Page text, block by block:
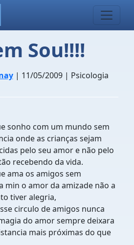
Sou!!!!
| 11/05/2009 | Psicologia
sonho com um mundo sem
onde as crianças sejam
pelo seu amor e não pelo
recebendo da vida.
ama os amigos sem
min o amor da amizade não a
tiver alegria,
circulo de amigos nunca
do amor sempre deixara
mais próximas do que